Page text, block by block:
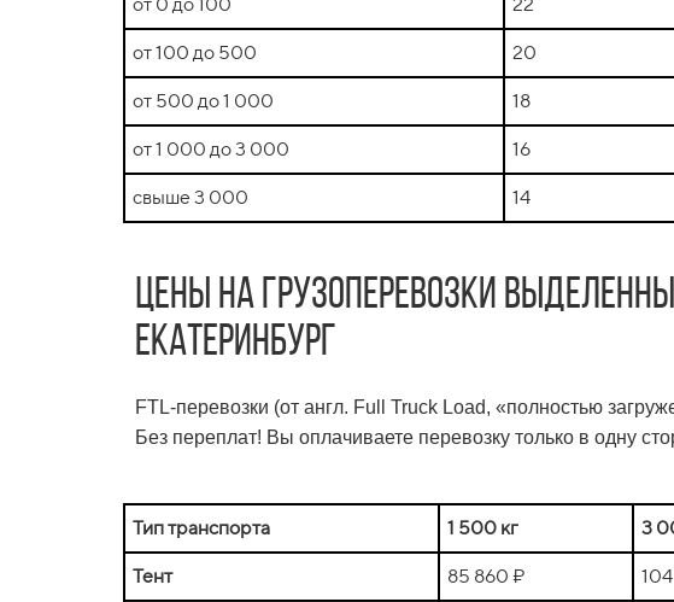
от 100 до 500 20
от 500 до 1 000 18
от 1 000 до 3 000 16
свыше 3 000 14
Цены на грузоперевозки
Екатеринбург
FTL-перевозки (от англ. Full Truck Load, «полностью
Без переплат! Вы оплачиваете перевозку только в одну
Тип транспорта 1 500 кг 3
Тент 85 860 ₽